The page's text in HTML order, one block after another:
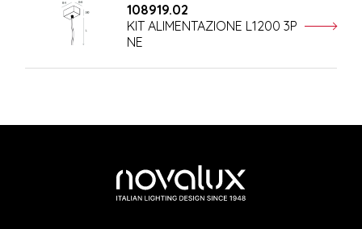
108919.02
KIT ALIMENTAZIONE L1200 3P
NE